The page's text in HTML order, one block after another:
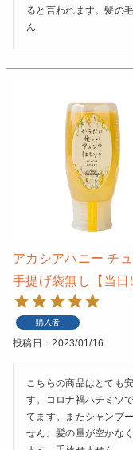
ると言われます。髪の
ん
アカシアハニー チ
手提げ袋無し【当日
購入者
投稿日 2023/01/16
こちらの商品はとても
す。コロナ禍ハチミツ
てます。またシャンプ
せん。髪の量が空かな